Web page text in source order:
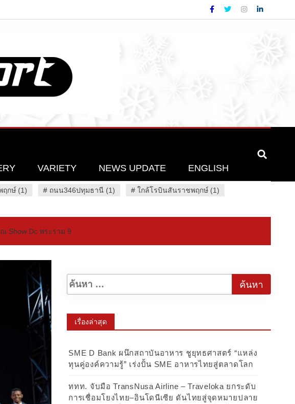
VARIETY NEWS UPDATE ENGLISH
ฤกษ์ (1) # ถนน346ปทุมธานี (1) # ใกล้โรบินสันราชพฤกษ์ (1)
ณ Show Dc พระราม 9
เรื่องล่าสุด
SME D Bank ผนึกสถาบันอาหาร ชูยุทธศาสตร์ “แหล่ง
ทุนคู่องค์ความรู้” เร่งปั้น SME อาหารไทยสู่ตลาดโลก
ททท. จับมือ TransNusa Airline – Traveloka ยกระดับ
การเชื่อมโยงไทย–อินโดนีเซีย ดันไทยสู่จุดหมายปลาย